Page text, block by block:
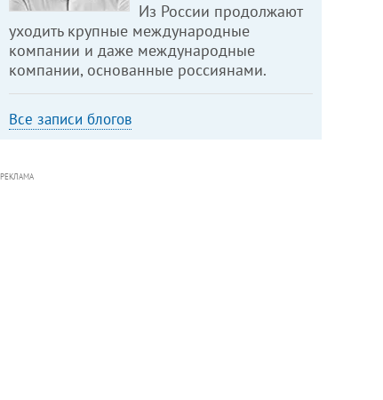
Из России продолжают
уходить крупные международные
компании и даже международные
компании, основанные россиянами.
Все записи блогов
РЕКЛАМА